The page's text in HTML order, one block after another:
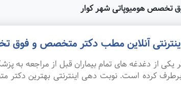
تخصص هومیوپاتی شهر کوار
آنلاین مطب دکتر متخصص و فوق
از دغدغه های تمام بیماران قبل از مراجعه به
برطرف کرده است. نوبت دهی اینترنتی بهترین